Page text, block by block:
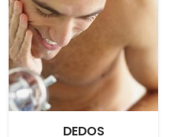
$3.990.
$2.990.
DEDOS